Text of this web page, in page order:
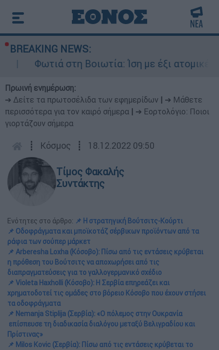
BREAKING NEWS:
Ίση με έξι ατομικές βόμβες της
Πρωινή ενημέρωση:
➔ Δείτε τα πρωτοσέλιδα των εφημερίδων
➔ Μάθετε
περισσότερα για τον καιρό σήμερα
➔ Εορτολόγιο: Ποιοι
γιορτάζουν σήμερα
┋ Κόσμος ┋ 18.12.2022 09:50
Τίμος Φακαλής
Συντάκτης
Ενότητες στο άρθρο: 📌 Η στρατηγική Βούτσιτς-Κούρτι
📌 Οδοφράγματα και μποϊκοτάζ σέρβικων προϊόντων από τα
ράφια των σούπερ μάρκετ
📌 Arberesha Loxha (Κόσοβο): Πίσω από τις εντάσεις κρύβεται
η πρόθεση του Βούτσιτς να αποχωρήσει από τις
διαπραγματεύσεις για το γαλλογερμανικό σχέδιο
📌 Violeta Haxholli (Κόσοβο): H Σερβία επηρεάζει και
χρηματοδοτεί τις ομάδες στο βόρειο Κόσοβο που έχουν στήσει
τα οδοφράγματα
📌 Nemanja Stiplija (Σερβία): «Ο πόλεμος στην Ουκρανία
επίσπευσε τη διαδικασία διαλόγου μεταξύ Βελιγραδίου και
Πρίστινας»
📌 Milos Kovic (Σερβία): Πίσω από τις εντάσεις κρύβεται το